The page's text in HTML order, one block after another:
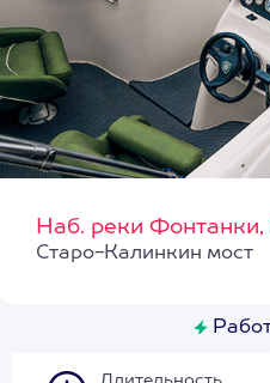
Наб. реки Фонтанки,
Старо-Калинкин мост